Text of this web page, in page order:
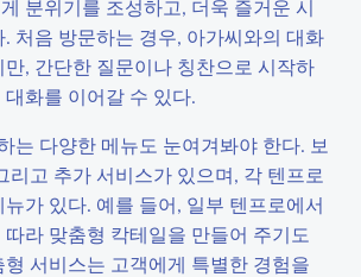
분위기를 조성하고, 더욱 즐거운 시
처음 방문하는 경우, 아가씨와의 대화
, 간단한 질문이나 칭찬으로 시작하
화를 이어갈 수 있다.
는 다양한 메뉴도 눈여겨봐야 한다. 보
리고 추가 서비스가 있으며, 각 텐프로
가 있다. 예를 들어, 일부 텐프로에서
라 맞춤형 칵테일을 만들어 주기도
서비스는 고객에게 특별한 경험을